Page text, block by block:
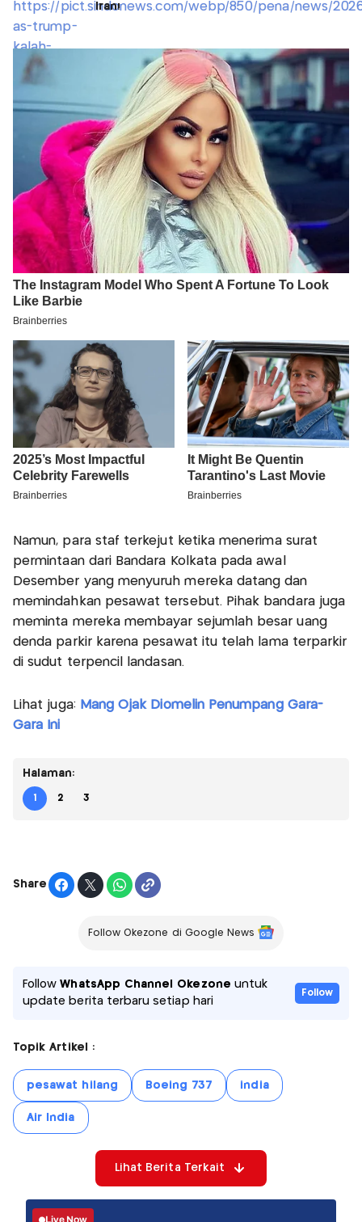
Iran!
Namun, para staf terkejut ketika menerima surat
permintaan dari Bandara Kolkata pada awal
Desember yang menyuruh mereka datang dan
memindahkan pesawat tersebut. Pihak bandara juga
meminta mereka membayar sejumlah besar uang
denda parkir karena pesawat itu telah lama terparkir
di sudut terpencil landasan.
Lihat juga: Mang Ojak Diomelin Penumpang Gara-
Gara Ini
Halaman:
1 2 3
Share
Follow Okezone di Google News
FollowWhatsApp Channel Okezone untuk
update berita terbaru setiap hari
Follow
Topik Artikel :
pesawat hilang Boeing 737 india
Air India
Lihat Berita Terkait